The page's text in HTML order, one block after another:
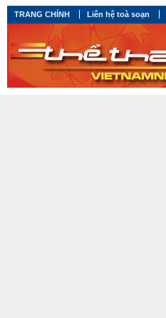
TRANG CHÍNH Liên hệ toà soạn